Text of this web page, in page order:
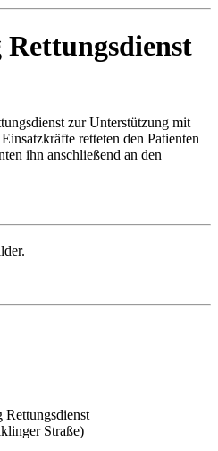
zur Unterstützung mit
retteten den Patienten
ihn anschließend an den
Rettungsdienst
Straße)